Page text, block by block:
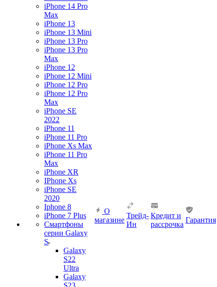
iPhone 14 Pro
Max
iPhone 13
iPhone 13 Mini
iPhone 13 Pro
iPhone 13 Pro
Max
iPhone 12
iPhone 12 Mini
iPhone 12 Pro
iPhone 12 Pro
Max
iPhone SE
2022
iPhone 11
iPhone 11 Pro
iPhone Xs Max
iPhone 11 Pro
Max
iPhone XR
IPhone Xs
iPhone SE
2020
Iphone 8
iPhone 7 Plus
Смартфоны
серии Galaxy
S
Galaxy
S22
Ultra
Galaxy
S23
О
магазине
Трейд-
Ин
Кредит и
рассрочка
Гарантия